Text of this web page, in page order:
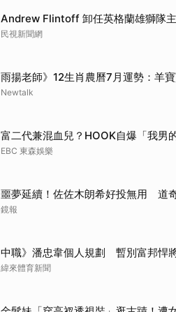
Andrew Flintoff 卸任英格蘭雄獅隊
民視新聞網
雨揚老師》12生肖農曆7月運勢：羊
Newtalk
富二代兼混血兒？HOOK自爆「我男
EBC 東森娛樂
噩夢延續！佐佐木朗希好投無用 道
鏡報
中職》潘忠韋個人規劃 暫別富邦悍
緯來體育新聞